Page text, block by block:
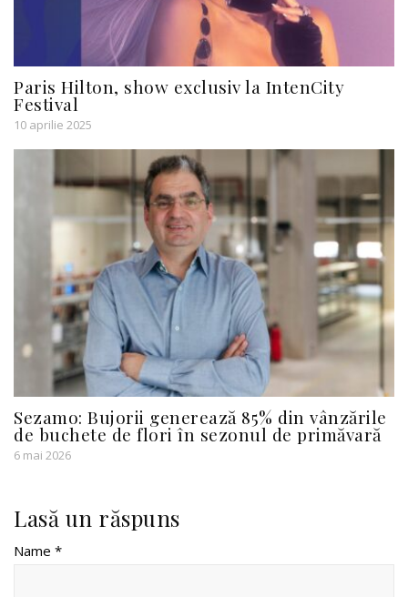
Paris Hilton, show exclusiv la IntenCity
Festival
10 aprilie 2025
Sezamo: Bujorii generează 85% din vânzările
de buchete de flori în sezonul de primăvară
6 mai 2026
Lasă un răspuns
Name *